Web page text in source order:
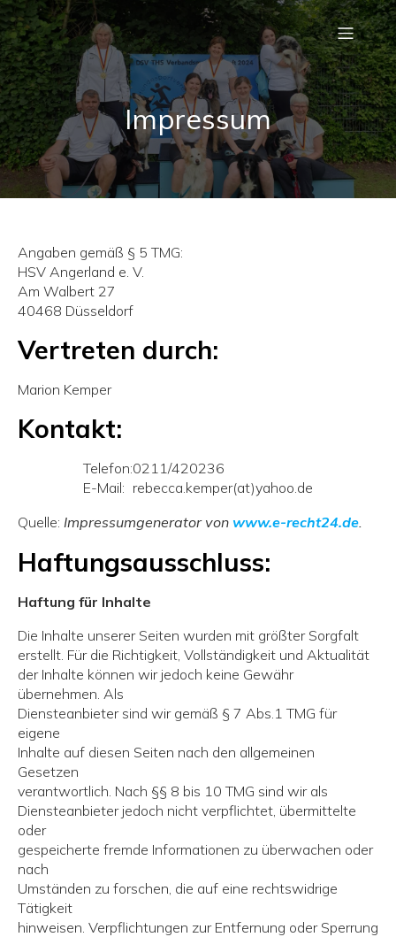
Impressum
Angaben gemäß § 5 TMG:
HSV Angerland e. V.
Am Walbert 27
40468 Düsseldorf
Vertreten durch:
Marion Kemper
Kontakt:
Telefon:0211/420236
E-Mail: rebecca.kemper(at)yahoo.de
Quelle: Impressumgenerator von www.e-recht24.de.
Haftungsausschluss:
Haftung für Inhalte
Die Inhalte unserer Seiten wurden mit größter Sorgfalt
erstellt. Für die Richtigkeit, Vollständigkeit und Aktualität
der Inhalte können wir jedoch keine Gewähr
übernehmen. Als
Diensteanbieter sind wir gemäß § 7 Abs.1 TMG für
eigene
Inhalte auf diesen Seiten nach den allgemeinen
Gesetzen
verantwortlich. Nach §§ 8 bis 10 TMG sind wir als
Diensteanbieter jedoch nicht verpflichtet, übermittelte
oder
gespeicherte fremde Informationen zu überwachen oder
nach
Umständen zu forschen, die auf eine rechtswidrige
Tätigkeit
hinweisen. Verpflichtungen zur Entfernung oder Sperrung